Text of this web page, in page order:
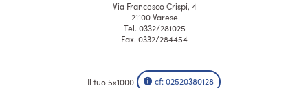
Via Francesco Crispi, 4
21100 Varese
Tel. 0332/281025
Fax. 0332/284454
Il tuo 5×1000 cf: 02520380128